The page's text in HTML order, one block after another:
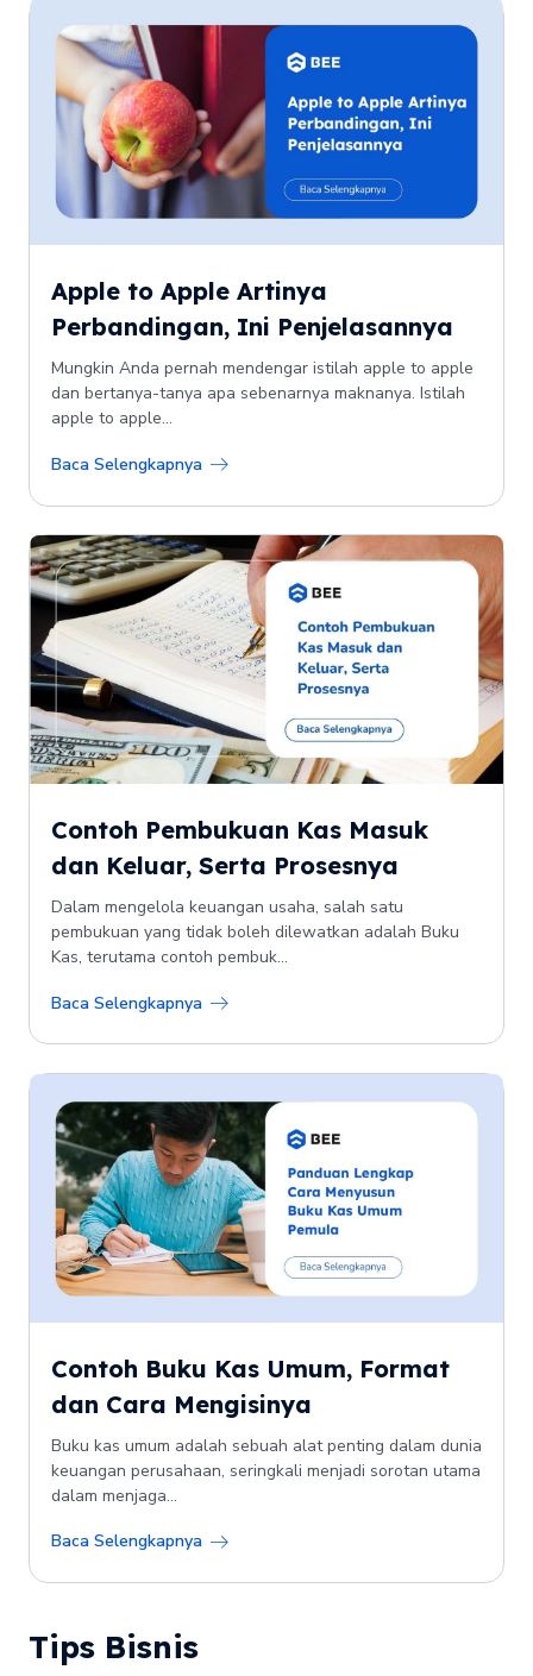
Apple to Apple Artinya
Perbandingan, Ini Penjelasannya
Mungkin Anda pernah mendengar istilah apple to apple
dan bertanya-tanya apa sebenarnya maknanya. Istilah
apple to apple...
Baca Selengkapnya
Contoh Pembukuan Kas Masuk
dan Keluar, Serta Prosesnya
Dalam mengelola keuangan usaha, salah satu
pembukuan yang tidak boleh dilewatkan adalah Buku
Kas, terutama contoh pembuk...
Baca Selengkapnya
Contoh Buku Kas Umum, Format
dan Cara Mengisinya
Buku kas umum adalah sebuah alat penting dalam dunia
keuangan perusahaan, seringkali menjadi sorotan utama
dalam menjaga...
Baca Selengkapnya
Tips Bisnis